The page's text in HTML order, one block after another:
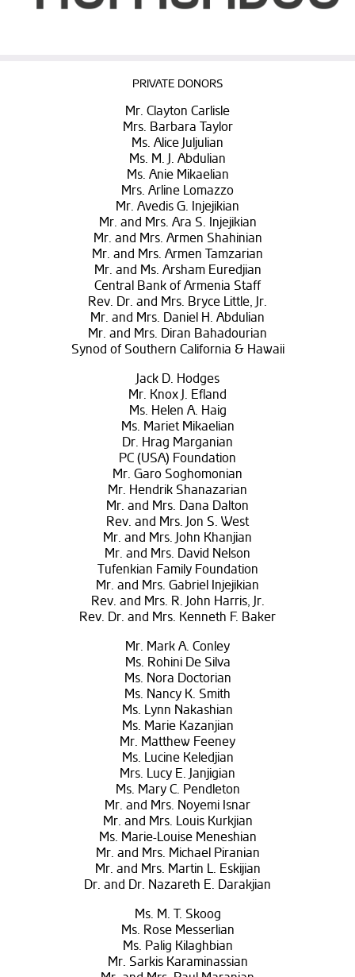
PRIVATE DONORS
Mr. Clayton Carlisle
Mrs. Barbara Taylor
Ms. Alice Juljulian
Ms. M. J. Abdulian
Ms. Anie Mikaelian
Mrs. Arline Lomazzo
Mr. Avedis G. Injejikian
Mr. and Mrs. Ara S. Injejikian
Mr. and Mrs. Armen Shahinian
Mr. and Mrs. Armen Tamzarian
Mr. and Ms. Arsham Euredjian
Central Bank of Armenia Staff
Rev. Dr. and Mrs. Bryce Little, Jr.
Mr. and Mrs. Daniel H. Abdulian
Mr. and Mrs. Diran Bahadourian
Synod of Southern California & Hawaii
Jack D. Hodges
Mr. Knox J. Efland
Ms. Helen A. Haig
Ms. Mariet Mikaelian
Dr. Hrag Marganian
PC (USA) Foundation
Mr. Garo Soghomonian
Mr. Hendrik Shanazarian
Mr. and Mrs. Dana Dalton
Rev. and Mrs. Jon S. West
Mr. and Mrs. John Khanjian
Mr. and Mrs. David Nelson
Tufenkian Family Foundation
Mr. and Mrs. Gabriel Injejikian
Rev. and Mrs. R. John Harris, Jr.
Rev. Dr. and Mrs. Kenneth F. Baker
Mr. Mark A. Conley
Ms. Rohini De Silva
Ms. Nora Doctorian
Ms. Nancy K. Smith
Ms. Lynn Nakashian
Ms. Marie Kazanjian
Mr. Matthew Feeney
Ms. Lucine Keledjian
Mrs. Lucy E. Janjigian
Ms. Mary C. Pendleton
Mr. and Mrs. Noyemi Isnar
Mr. and Mrs. Louis Kurkjian
Ms. Marie-Louise Meneshian
Mr. and Mrs. Michael Piranian
Mr. and Mrs. Martin L. Eskijian
Dr. and Dr. Nazareth E. Darakjian
Ms. M. T. Skoog
Ms. Rose Messerlian
Ms. Palig Kilaghbian
Mr. Sarkis Karaminassian